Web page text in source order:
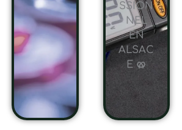
SSION
NEL
EN
ALSAC
E 🥨